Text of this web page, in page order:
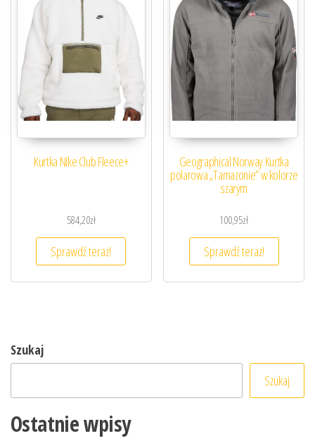
Kurtka Nike Club Fleece+
584,20zł
Sprawdź teraz!
Geographical Norway Kurtka
polarowa „Tamazonie” w kolorze
szarym
100,95zł
Sprawdź teraz!
Szukaj
Szukaj
Ostatnie wpisy